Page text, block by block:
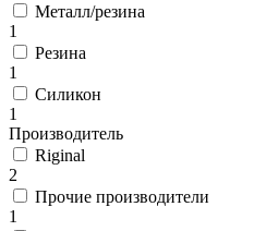
Металл/резина
1
Резина
1
Силикон
1
Производитель
Riginal
2
Прочие производители
1